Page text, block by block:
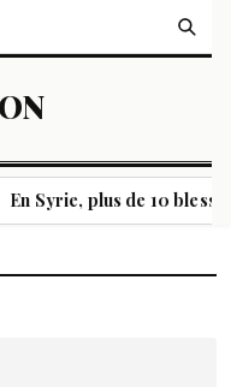
En Syrie, plus de 10